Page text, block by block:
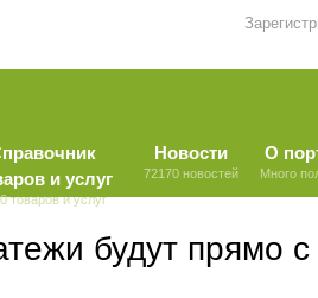
и услуг
товаров и услуг
Новости
72170 новостей
О
Много
будут прямо с